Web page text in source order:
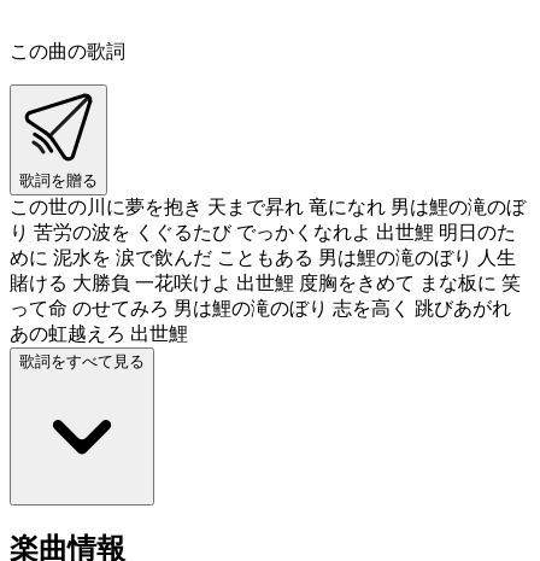
この曲の歌詞
歌詞を贈る
この世の川に夢を抱き 天まで昇れ 竜になれ 男は鯉の滝のぼ
り 苦労の波を くぐるたび でっかくなれよ 出世鯉 明日のた
めに 泥水を 涙で飲んだ こともある 男は鯉の滝のぼり 人生
賭ける 大勝負 一花咲けよ 出世鯉 度胸をきめて まな板に 笑
って命 のせてみろ 男は鯉の滝のぼり 志を高く 跳びあがれ
あの虹越えろ 出世鯉
歌詞をすべて見る
楽曲情報